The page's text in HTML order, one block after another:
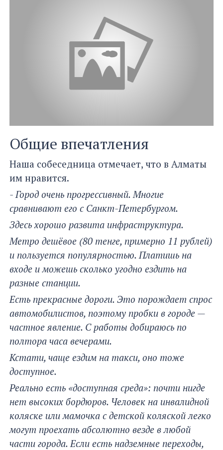
Общие впечатления
Наша собеседница отмечает, что в Алматы
им нравится.
- Город очень прогрессивный. Многие
сравнивают его с Санкт-Петербургом.
Здесь хорошо развита инфраструктура.
Метро дешёвое (80 тенге, примерно 11 рублей)
и пользуется популярностью. Платишь на
входе и можешь сколько угодно ездить на
разные станции.
Есть прекрасные дороги. Это порождает спрос
автомобилистов, поэтому пробки в городе —
частное явление. С работы добираюсь по
полтора часа вечерами.
Кстати, чаще ездим на такси, оно тоже
доступное.
Реально есть «доступная среда»: почти нигде
нет высоких бордюров. Человек на инвалидной
коляске или мамочка с детской коляской легко
могут проехать абсолютно везде в любой
части города. Если есть надземные переходы,